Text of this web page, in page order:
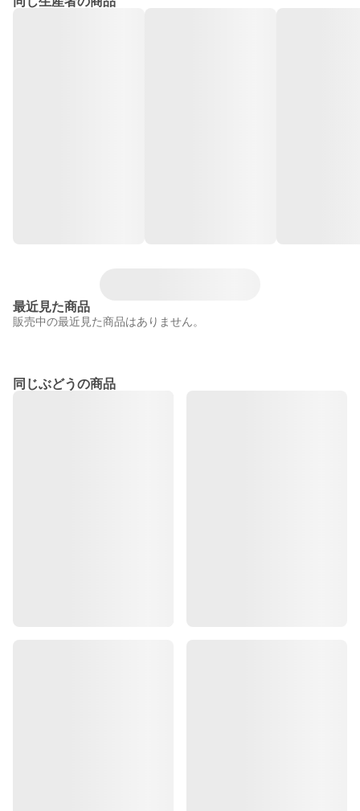
最近見た商品
販売中の最近見た商品はありません。
同じぶどうの商品